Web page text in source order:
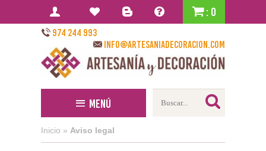
: 0
974 244 993
info@artesaniadecoracion.com
Menú
Inicio » Aviso legal